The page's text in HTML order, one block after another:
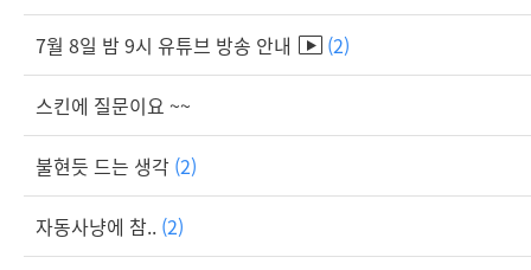
7월 8일 밤 9시 유튜브 방송 안내 (2)
스킨에 질문이요 ~~
불현듯 드는 생각 (2)
자동사냥에 참.. (2)